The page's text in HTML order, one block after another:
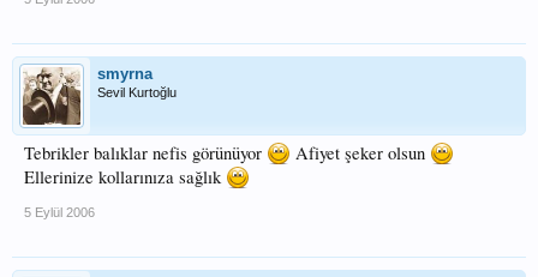
smyrna
Sevil Kurtoğlu
Tebrikler balıklar nefis görünüyor
Afiyet şeker olsun
Ellerinize kollarınıza sağlık
5 Eylül 2006